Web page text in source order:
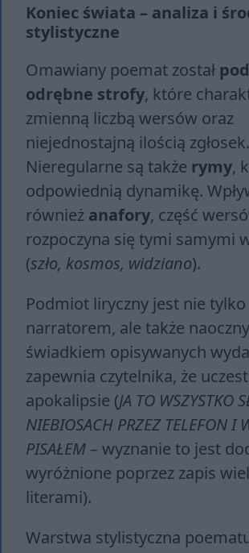
Koniec świata – analiza i
stylistyczne
Omawiany poemat został
odrębne strofy, które
zmienną liczbą wersów oraz
niejednostajną ilością zgłosek.
Nieregularne są także rymy,
odpowiednią dynamikę.
również anafory, część
rozpoczyna się tymi samymi
(szło, kosmos, widziano).
Podmiot liryczny jest nie tylko
narratorem, ale także
świadkiem opisywanych
zapewnia czytelnika, że
apokalipsie (JA TO WSZYST­KO
NIE­BIO­SACH PRZEZ TE­LE­FON I
PI­SAŁEM – wyznanie to jest
wyróżnione poprzez zapis
literami).
Warstwa stylistyczna